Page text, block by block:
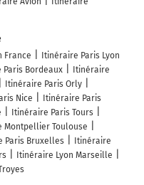
France
Itinéraire Paris Lyon
Paris Bordeaux
Itinéraire
Itinéraire Paris Orly
Nice
Itinéraire Paris
Itinéraire Paris Tours
Montpellier Toulouse
Paris Bruxelles
Itinéraire
Itinéraire Lyon Marseille